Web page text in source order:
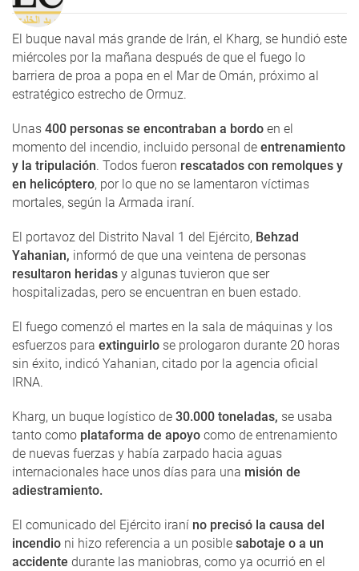
El buque naval más grande de Irán, el Kharg, se hundió este
miércoles por la mañana después de que el fuego lo
barriera de proa a popa en el Mar de Omán, próximo al
estratégico estrecho de Ormuz.
Unas 400 personas se encontraban a bordo en el
momento del incendio, incluido personal de entrenamiento
y la tripulación. Todos fueron rescatados con remolques y
en helicóptero, por lo que no se lamentaron víctimas
mortales, según la Armada iraní.
El portavoz del Distrito Naval 1 del Ejército, Behzad
Yahanian, informó de que una veintena de personas
resultaron heridas y algunas tuvieron que ser
hospitalizadas, pero se encuentran en buen estado.
El fuego comenzó el martes en la sala de máquinas y los
esfuerzos para extinguirlo se prologaron durante 20 horas
sin éxito, indicó Yahanian, citado por la agencia oficial
IRNA.
Kharg, un buque logístico de 30.000 toneladas, se usaba
tanto como plataforma de apoyo como de entrenamiento
de nuevas fuerzas y había zarpado hacia aguas
internacionales hace unos días para una misión de
adiestramiento.
El comunicado del Ejército iraní no precisó la causa del
incendio ni hizo referencia a un posible sabotaje o a un
accidente durante las maniobras, como ya ocurrió en el